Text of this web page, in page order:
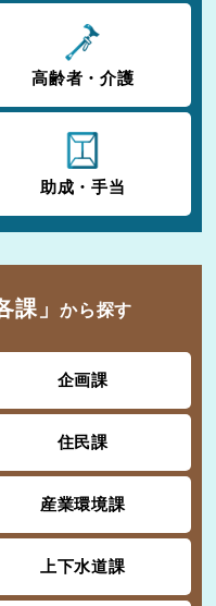
高齢者・介護
助成・手当
課」から探す
企画課
住民課
産業環境課
上下水道課